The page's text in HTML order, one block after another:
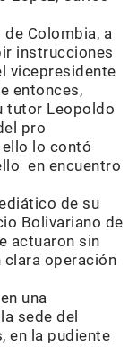
Colombia, a
instrucciones
vicepresidente
entonces,
tutor Leopoldo
pro
lo contó
en encuentro
de su
Bolivariano de
actuaron sin
operación
una
sede del
en la pudiente